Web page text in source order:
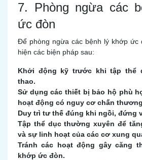
7. Phòng ngừa các
ức đòn
Để phòng ngừa các bệnh lý khớp ức
hiện các biện pháp sau:
Khởi động kỹ trước khi tập thể
thao.
Sử dụng các thiết bị bảo hộ phù
hoạt động có nguy cơ chấn
Duy trì tư thế đúng khi ngồi, đứng
Tập thể dục thường xuyên để
và sự linh hoạt của các cơ xung
Tránh các hoạt động gây căng
khớp ức đòn.